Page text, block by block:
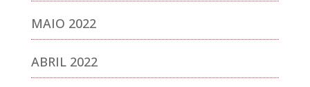
MAIO 2022
ABRIL 2022